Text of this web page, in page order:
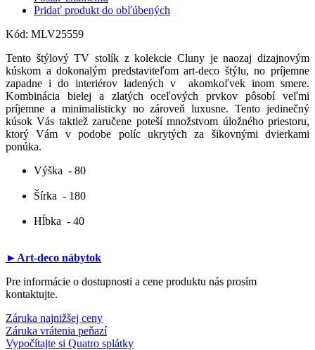
Pridať produkt do obľúbených
Kód: MLV25559
Tento štýlový TV stolík z kolekcie Cluny je naozaj dizajnovým
kúskom a dokonalým predstaviteľom art-deco štýlu, no príjemne
zapadne i do interiérov ladených v akomkoľvek inom smere.
Kombinácia bielej a zlatých oceľových prvkov pôsobí veľmi
príjemne a minimalisticky no zároveň luxusne. Tento jedinečný
kúsok Vás taktiež zaručene poteší množstvom úložného priestoru,
ktorý Vám v podobe políc ukrytých za šikovnými dvierkami
ponúka.
Výška - 80
Šírka - 180
Hĺbka - 40
►Art-deco nábytok
Pre informácie o dostupnosti a cene produktu nás prosím
kontaktujte.
Záruka najnižšej ceny
Záruka vrátenia peňazí
Vypočítajte si Quatro splátky